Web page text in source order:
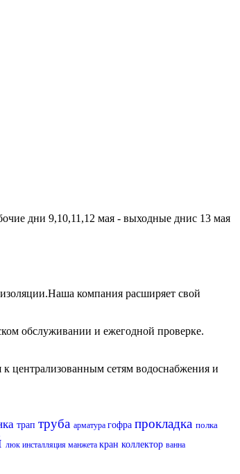
дни 9,10,11,12 мая - выходные днис 13 мая
компания расширяет свой
обслуживании и ежегодной проверке.
централизованным сетям водоснабжения и
трап труба арматура гофра прокладка полка
люк инсталляция манжета кран коллектор ванна